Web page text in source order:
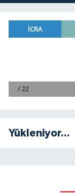
Yükleniyor...